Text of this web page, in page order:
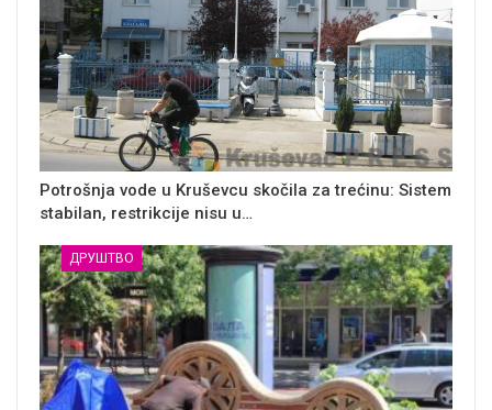
Potrošnja vode u Kruševcu skočila za trećinu: Sistem
stabilan, restrikcije nisu u…
ДРУШТВО